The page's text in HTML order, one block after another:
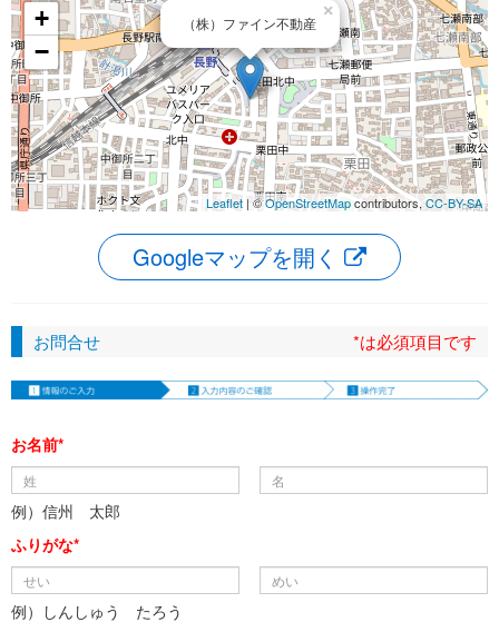
（株）ファイン不動産
×
+
−
Leaflet | ©OpenStreetMapcontributors,CC-BY-SA
Googleマップを開く
お問合せ *は必須項目です
お名前*
例）信州 太郎
ふりがな*
例）しんしゅう たろう